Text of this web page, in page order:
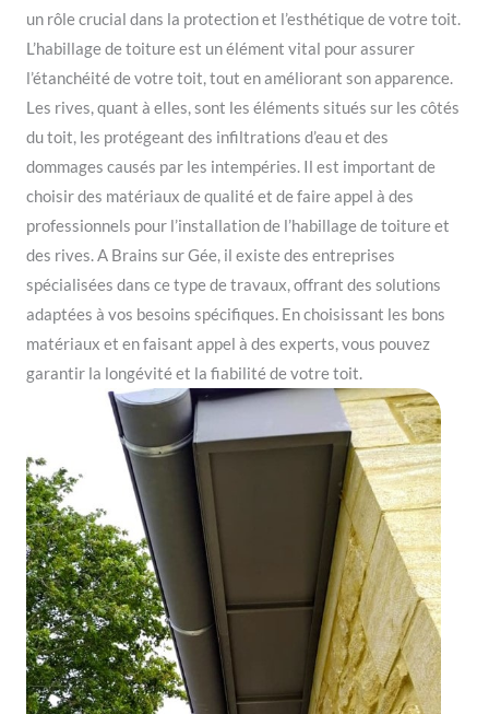
un rôle crucial dans la protection et l’esthétique de votre toit.
L’habillage de toiture est un élément vital pour assurer
l’étanchéité de votre toit, tout en améliorant son apparence.
Les rives, quant à elles, sont les éléments situés sur les côtés
du toit, les protégeant des infiltrations d’eau et des
dommages causés par les intempéries. Il est important de
choisir des matériaux de qualité et de faire appel à des
professionnels pour l’installation de l’habillage de toiture et
des rives. A Brains sur Gée, il existe des entreprises
spécialisées dans ce type de travaux, offrant des solutions
adaptées à vos besoins spécifiques. En choisissant les bons
matériaux et en faisant appel à des experts, vous pouvez
garantir la longévité et la fiabilité de votre toit.